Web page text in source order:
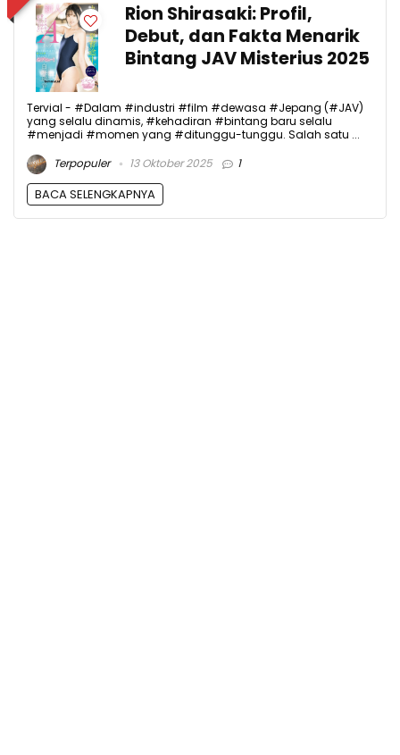
Rion Shirasaki: Profil,
Debut, dan Fakta Menarik
Bintang JAV Misterius 2025
Tervial - #Dalam #industri #film #dewasa #Jepang (#JAV)
yang selalu dinamis, #kehadiran #bintang baru selalu
#menjadi #momen yang #ditunggu-tunggu. Salah satu ...
Terpopuler
13 Oktober 2025 1
BACA SELENGKAPNYA